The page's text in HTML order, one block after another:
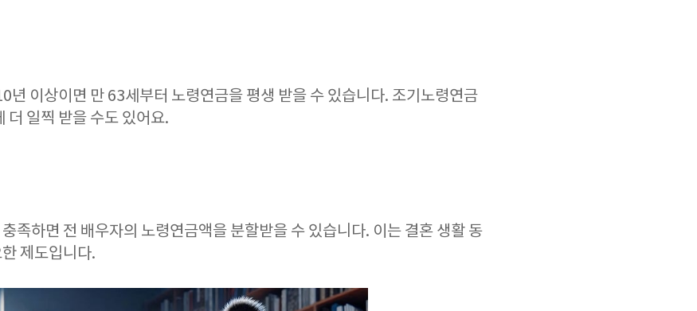
년 이상이면 만 63세부터 노령연금을 평생 받을 수 있습니다. 조기노령연금
더 일찍 받을 수도 있어요.
족하면 전 배우자의 노령연금액을 분할받을 수 있습니다. 이는 결혼 생활 동
제도입니다.